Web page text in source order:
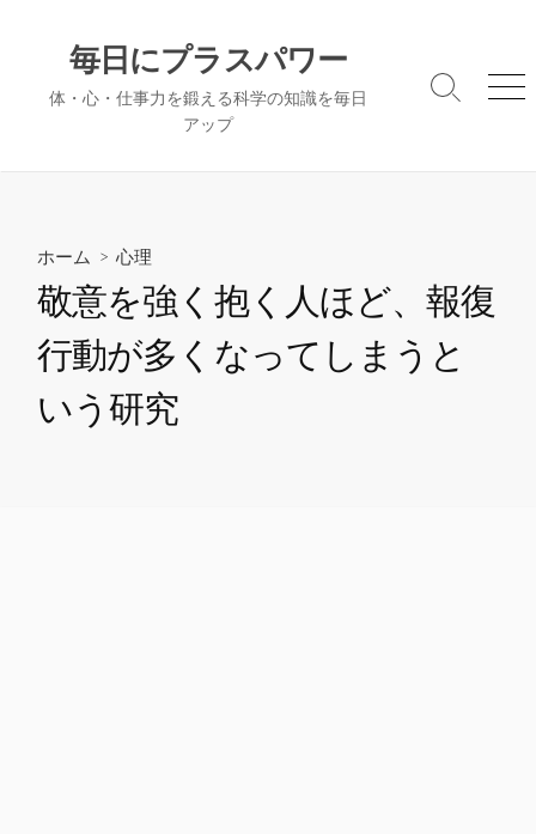
毎日にプラスパワー
体・心・仕事力を鍛える科学の知識を毎日
アップ
検
メ
ホーム > 心理
敬意を強く抱く人ほど、報復
行動が多くなってしまうと
いう研究